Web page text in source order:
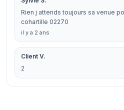
Rien j attends toujours sa venue
cohartille 02270
il y a 2 ans
Client V.
2